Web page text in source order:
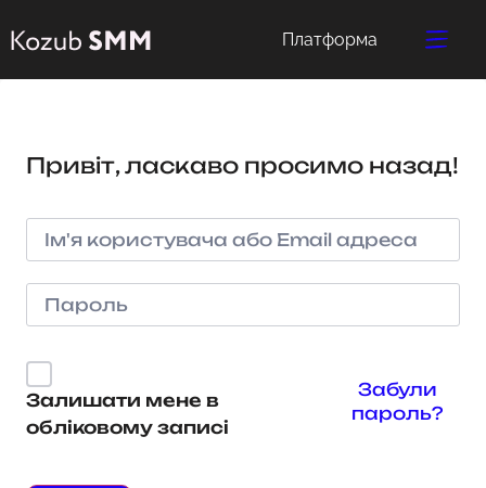
Платформа
Привіт, ласкаво просимо назад!
Залишати мене в
обліковому записі
Забули
пароль?